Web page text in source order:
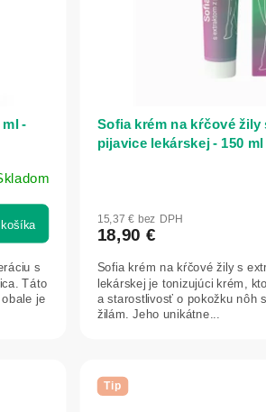
-
s
Táto
je
Sofia krém na kŕčové žily
pijavice lekárskej - 150
produktu
je
z
5
hviezdičiek.
15,37 € bez DPH
18,90 €
Sofia krém na kŕčové žily s
lekárskej je tonizujúci krém,
a starostlivosť o pokožku nôh
žilám. Jeho unikátne...
Tip